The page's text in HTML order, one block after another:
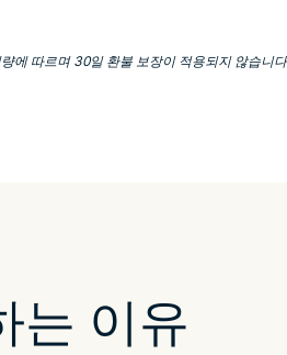
에 따르며 30일 환불 보장이 적용되지 않습니
는 이유